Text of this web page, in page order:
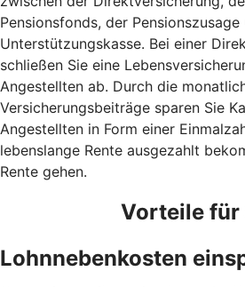
Pensionsfonds, der
Unterstützungskasse. Bei einer
schließen Sie eine
Angestellten ab. Durch die
Versicherungsbeiträge sparen Sie
Angestellten in Form einer
lebenslange Rente ausgezahlt
Rente gehen.
Vorteile für
Lohnnebenkosten